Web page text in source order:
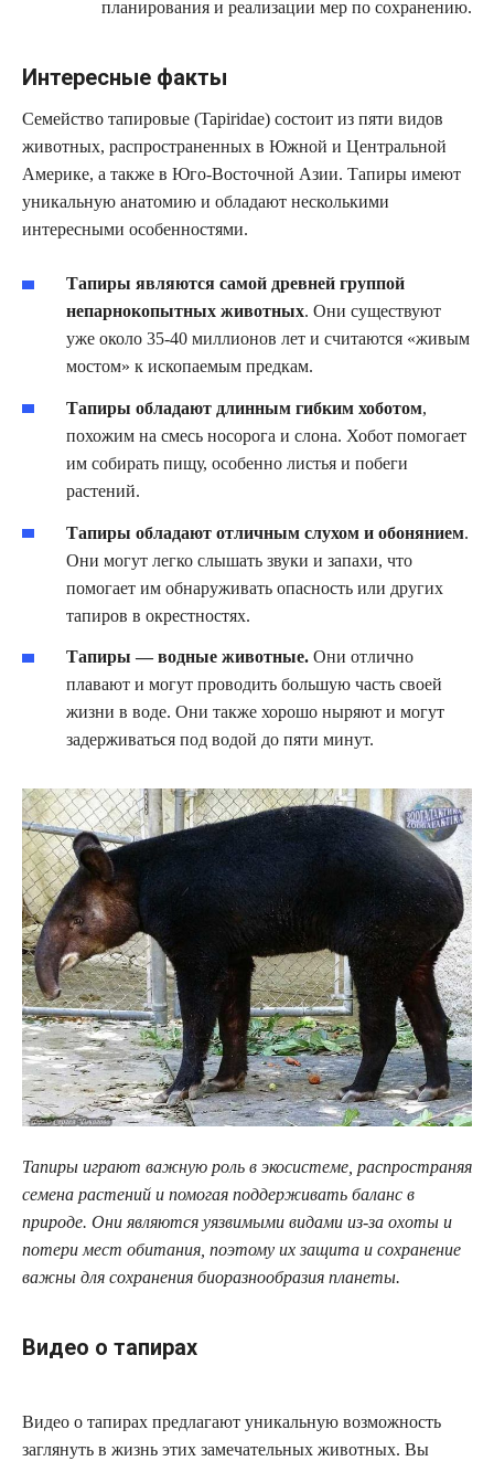
планирования и реализации мер по сохранению.
Интересные факты
Семейство тапировые (Tapiridae) состоит из пяти видов
животных, распространенных в Южной и Центральной
Америке, а также в Юго-Восточной Азии. Тапиры имеют
уникальную анатомию и обладают несколькими
интересными особенностями.
Тапиры являются самой древней группой
непарнокопытных животных. Они существуют
уже около 35-40 миллионов лет и считаются «живым
мостом» к ископаемым предкам.
Тапиры обладают длинным гибким хоботом,
похожим на смесь носорога и слона. Хобот помогает
им собирать пищу, особенно листья и побеги
растений.
Тапиры обладают отличным слухом и обонянием.
Они могут легко слышать звуки и запахи, что
помогает им обнаруживать опасность или других
тапиров в окрестностях.
Тапиры — водные животные. Они отлично
плавают и могут проводить большую часть своей
жизни в воде. Они также хорошо ныряют и могут
задерживаться под водой до пяти минут.
Тапиры играют важную роль в экосистеме, распространяя
семена растений и помогая поддерживать баланс в
природе. Они являются уязвимыми видами из-за охоты и
потери мест обитания, поэтому их защита и сохранение
важны для сохранения биоразнообразия планеты.
Видео о тапирах
Видео о тапирах предлагают уникальную возможность
заглянуть в жизнь этих замечательных животных. Вы